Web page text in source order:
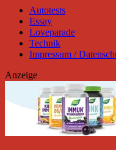
Autotests
Essay
Loveparade
Technik
Impressum /
Anzeige